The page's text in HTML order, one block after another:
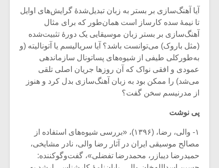
آیا آهنگ‌سازی بر بستر به زبان تبدیل‌شدۀ گرایش‌های اوایل
تا نیمۀ سده کارساز است همان‌طور که برای مثال
آهنگ‌سازی بر بستر زبان موسیقایی یک دورۀ تثبیت‌شده
(مثل باروک) می‌توانست باشد؟ آیا سریالیسم یا آتونالیته (و
به‌طورکلی طیفی از شیوه‌های پساتونال سازماندهی
عمودی و افقی نواک که آن روزها جریان اصلی تلقی
می‌شد) را ممکن بود به زبان آهنگ‌سازی بدل کرد و هنوز
از مدرنیسم سخن گفت؟
پی نوشت
۱- والی، رضا، (۱۳۹۶)، «بررسی شیوه‌های استفاده از
مصالح موسیقی ایران در آثار رضا والی، نادر مشایخی،
حمیدرضا دیبازر، محمدرضا تفضلی»، گفت‌وگوکننده: